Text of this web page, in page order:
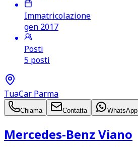
Immatricolazione
gen 2017
Posti
5 posti
TuaCar Parma
Chiama Contatta WhatsApp
Mercedes‑Benz Viano